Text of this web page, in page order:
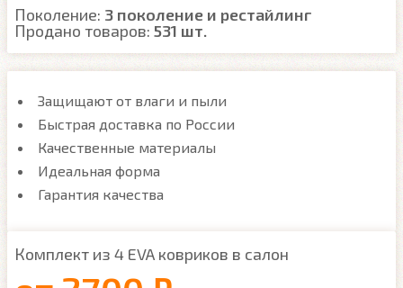
Поколение: 3 поколение и рестайлинг
Продано товаров: 531 шт.
Защищают от влаги и пыли
Быстрая доставка по России
Качественные материалы
Идеальная форма
Гарантия качества
Комплект из 4 EVA ковриков в салон